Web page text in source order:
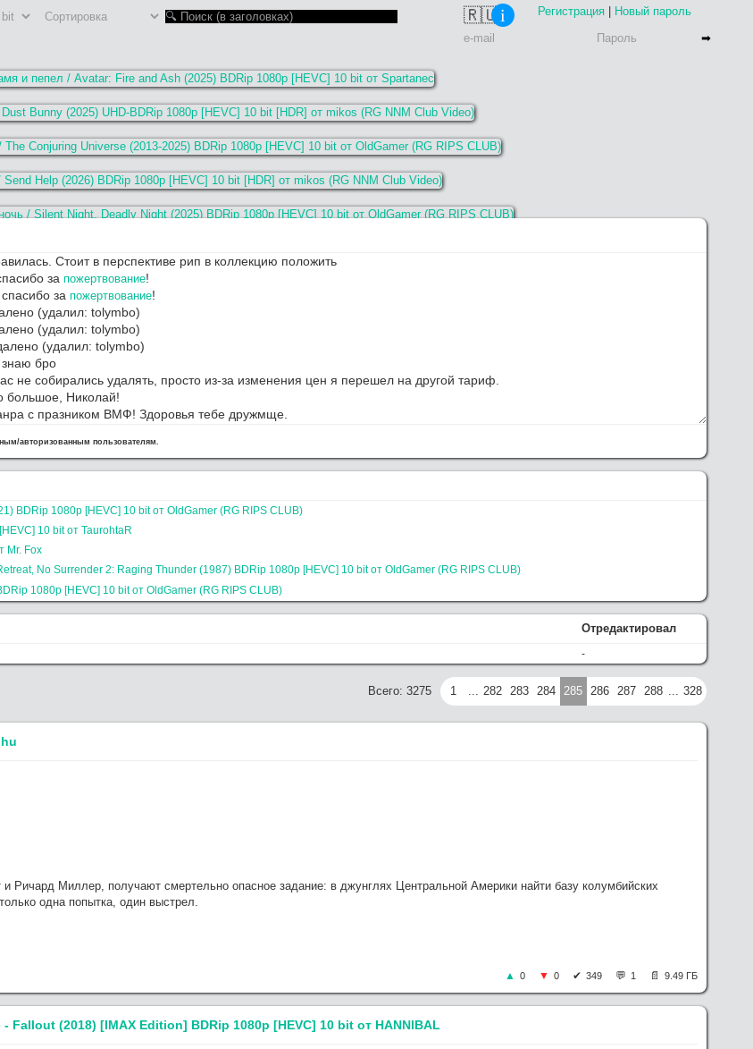
🇷🇺 i Регистрация Новый пароль
Стоит в перспективе рип в коллекцию положить
за пожертвование!
за пожертвование!
(удалил: tolymbo)
(удалил: tolymbo)
(удалил: tolymbo)
бро
не собирались удалять, просто из-за изменения цен я перешел на другой тариф.
большое, Николай!
с празником ВМФ! Здоровья тебе дружмще.
ж,,,,па
(1978) BDRip 1080p [HEVC] 10 bit от OldGamer (RG RIPS CLUB) выложил, качайте
сервере. Осталось поднять трекер.
Приключения Тинтина: Тайна Единорога / The Adventures of Tintin: The Secret of the Unicorn (2011) [USA Transfer] BDRip
CLUB)
, omg, надеюсь всё обойдётся лёгким испугом.. готов оказать посильную помощь, в сервачках понимаю, работа
и желания нет от слова совсем
капитально, раздач нет, через пару недель посмотрю, может всё грустно и раздач больше не будет
авторизованным пользователям.
BDRip 1080p [HEVC] 10 bit от OldGamer (RG RIPS CLUB)
10 bit от TaurohtaR
Mr. Fox
No Surrender 2: Raging Thunder (1987) BDRip 1080p [HEVC] 10 bit от OldGamer (RG RIPS CLUB)
1080p [HEVC] 10 bit от OldGamer (RG RIPS CLUB)
Отредактировал
-
1 ... 282 283 284 285 286 287 288 ... 328
Всего: 3275
Ричард Миллер, получают смертельно опасное задание: в джунглях Центральной Америки найти базу колумбийских
одна попытка, один выстрел.
0 0 349 1 9.49 ГБ
(2018) [IMAX Edition] BDRip 1080p [HEVC] 10 bit от HANNIBAL